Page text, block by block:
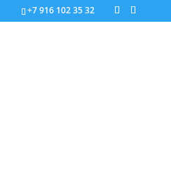
+7 916 102 35 32